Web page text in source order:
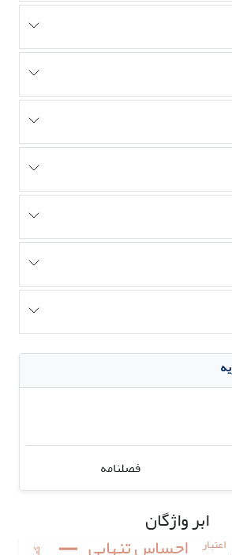
فصلنامه
ابر واژگان
اعتبار